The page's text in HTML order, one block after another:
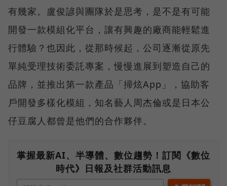
有幾家。盧俊諺與團隊於是思考，是不是有可能
開發一款模組化平台，讓有興趣的廠商能輕鬆進
行體驗？也因此，從那時候起，公司逐漸從原先
單純受理技術委託專案，慢慢進展到塑造自己的
品牌，並推出第一款產品「掃炫App」，協助客
戶開發多樣化模組，知名藝人周杰倫或是日本公
仔豆腐人都曾是他們的合作夥伴。
掌握最新AI、半導體、數位趨勢！訂閱《數位
時代》日報及社群活動訊息